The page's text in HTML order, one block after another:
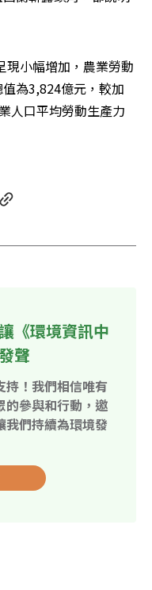
現小幅增加，農業勞動
為3,824億元，較加
人口平均勞動生產力
《環境資訊中
聲
持！我們相信唯有
的參與和行動，邀
我們持續為環境發